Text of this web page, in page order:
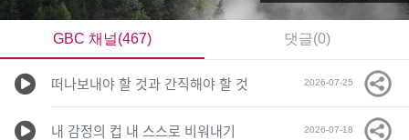
GBC 채널(467) 댓글(0)
떠나보내야 할 것과 간직해야 할 것 2026-07-25
내 감정의 컵 내 스스로 비워내기 2026-07-18